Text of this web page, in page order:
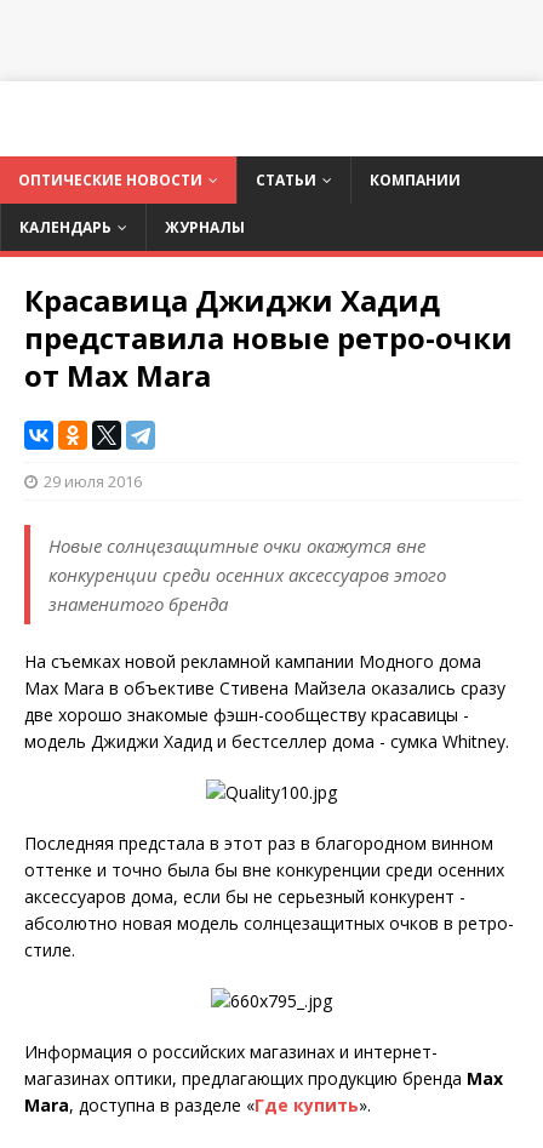
ОПТИЧЕСКИЕ НОВОСТИ СТАТЬИ КОМПАНИИ
КАЛЕНДАРЬ ЖУРНАЛЫ
Красавица Джиджи Хадид
представила новые ретро-очки
от Max Mara
29 июля 2016
Новые солнцезащитные очки окажутся вне
конкуренции среди осенних аксессуаров этого
знаменитого бренда
На съемках новой рекламной кампании Модного дома
Max Mara в объективе Стивена Майзела оказались сразу
две хорошо знакомые фэшн-сообществу красавицы -
модель Джиджи Хадид и бестселлер дома - сумка Whitney.
Последняя предстала в этот раз в благородном винном
оттенке и точно была бы вне конкуренции среди осенних
аксессуаров дома, если бы не серьезный конкурент -
абсолютно новая модель солнцезащитных очков в ретро-
стиле.
Информация о российских магазинах и интернет-
магазинах оптики, предлагающих продукцию бренда Max
Mara, доступна в разделе «Где купить».